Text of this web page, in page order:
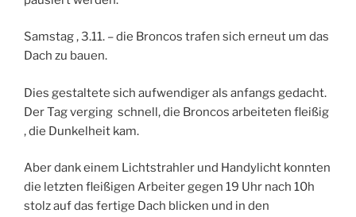
Samstag , 3.11. – die Broncos trafen sich erneut um das
Dach zu bauen.
Dies gestaltete sich aufwendiger als anfangs gedacht.
Der Tag verging schnell, die Broncos arbeiteten fleißig
, die Dunkelheit kam.
Aber dank einem Lichtstrahler und Handylicht konnten
die letzten fleißigen Arbeiter gegen 19 Uhr nach 10h
stolz auf das fertige Dach blicken und in den